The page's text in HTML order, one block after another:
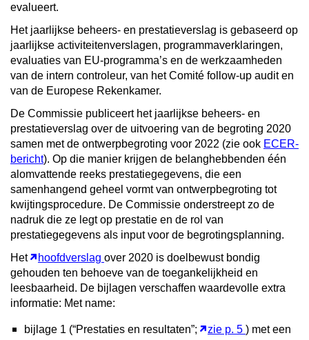
evalueert.
Het jaarlijkse beheers- en prestatieverslag is gebaseerd op
jaarlijkse activiteitenverslagen, programmaverklaringen,
evaluaties van EU-programma’s en de werkzaamheden
van de intern controleur, van het Comité follow-up audit en
van de Europese Rekenkamer.
De Commissie publiceert het jaarlijkse beheers- en
prestatieverslag over de uitvoering van de begroting 2020
samen met de ontwerpbegroting voor 2022 (zie ook ECER-
bericht). Op die manier krijgen de belanghebbenden één
alomvattende reeks prestatiegegevens, die een
samenhangend geheel vormt van ontwerpbegroting tot
kwijtingsprocedure. De Commissie onderstreept zo de
nadruk die ze legt op prestatie en de rol van
prestatiegegevens als input voor de begrotingsplanning.
Het
hoofdverslag over 2020 is doelbewust bondig
gehouden ten behoeve van de toegankelijkheid en
leesbaarheid. De bijlagen verschaffen waardevolle extra
informatie: Met name:
bijlage 1 (“Prestaties en resultaten”; zie p. 5 ) met een